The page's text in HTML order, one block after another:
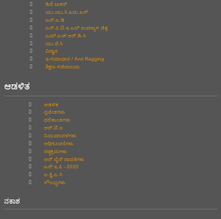
ಡಿಜಿ ಲಾಕರ್
ಯು.ಯು.ಸಿ.ಎಮ.ಎಸ್
ಎನ್.ಎ.ಡಿ
ಎನ್.ಪಿ.ಟಿ.ಇ.ಎಲ್‌ ಉಪನ್ಯಾಸ ಚಿತ್ರ
ಎಮ್.ಎಚ್.ಆರ್.ಡಿ.ಸಿ
ಯು.ಜಿ.ಸಿ
ವಿದ್ವಾನ
ಇ-ಸಮಾಧಾನ / Anti Ragging
ಶಿಕ್ಷಣ ಸಚಿವಾಲಯ
ಆಡಳಿತ
ಆಡಳಿತ
ಪ್ರವೇಶಗಳು
ಫಲಿತಾಂಶಗಳು
ಆರ್.ಟಿ.ಐ
ನಿಯಮಾವಳಿಗಳು
ಅಧಿಸೂಚನೆಗಳು
ಪಠ್ಯಕ್ರಮಗಳು
ಆನ್‌ ಲೈನ್‌ ಪಾವತಿಗಳು
ಎನ್.ಇ.ಪಿ - 2020
ಐ.ಕ್ವಿ.ಎ.ಸಿ
ಸೌಲಭ್ಯಗಳು
ನಕಾಶ